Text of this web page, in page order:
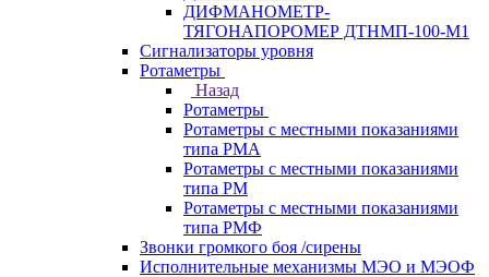
ДИФМАНОМЕТР-
ТЯГОНАПОРОМЕР ДТНМП-100-М1
Сигнализаторы уровня
Ротаметры
Назад
Ротаметры
Ротаметры с местными показаниями
типа РМА
Ротаметры с местными показаниями
типа РМ
Ротаметры с местными показаниями
типа РМФ
Звонки громкого боя /сирены
Исполнительные механизмы МЭО и МЭОФ